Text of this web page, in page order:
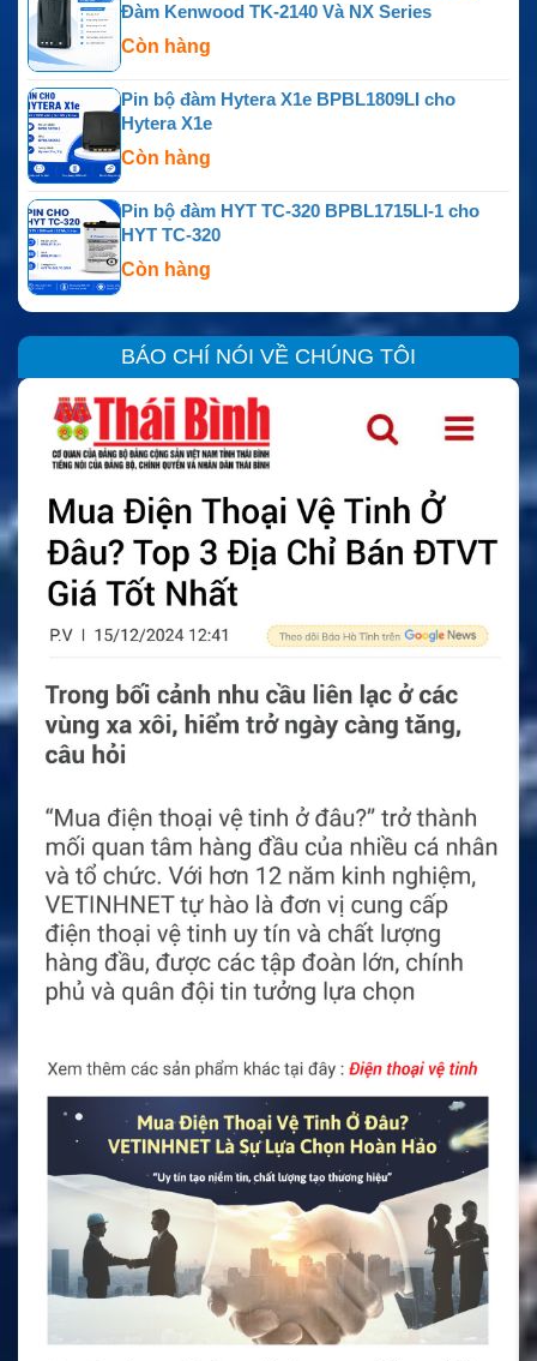
Đàm Kenwood TK-2140 Và NX Series
Còn hàng
Pin bộ đàm Hytera X1e BPBL1809LI cho
Hytera X1e
Còn hàng
Pin bộ đàm HYT TC-320 BPBL1715LI-1 cho
HYT TC-320
Còn hàng
BÁO CHÍ NÓI VỀ CHÚNG TÔI